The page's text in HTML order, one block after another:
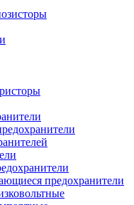
предохранители